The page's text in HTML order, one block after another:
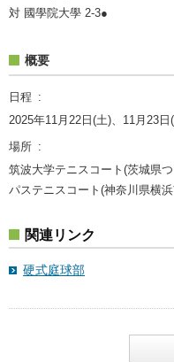
対 國學院大學 2-3●
概要
日程
2025年11月22日(土)、11月23日
場所
筑波大学テニスコート(茨城県
パステニスコート(神奈川県横
関連リンク
硬式庭球部